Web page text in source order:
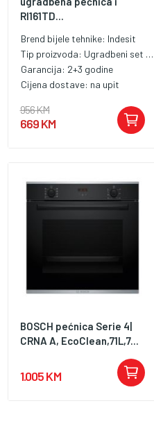
RI161TD...
Brend bijele tehnike: Indesit
Tip proizvoda: Ugradbeni set pećnica i ploća
Garancija: 2+3 godine
Cijena dostave: na upit
956 KM
669 KM
BOSCH pećnica Serie 4|
CRNA A, EcoClean,71L,7...
1.005 KM